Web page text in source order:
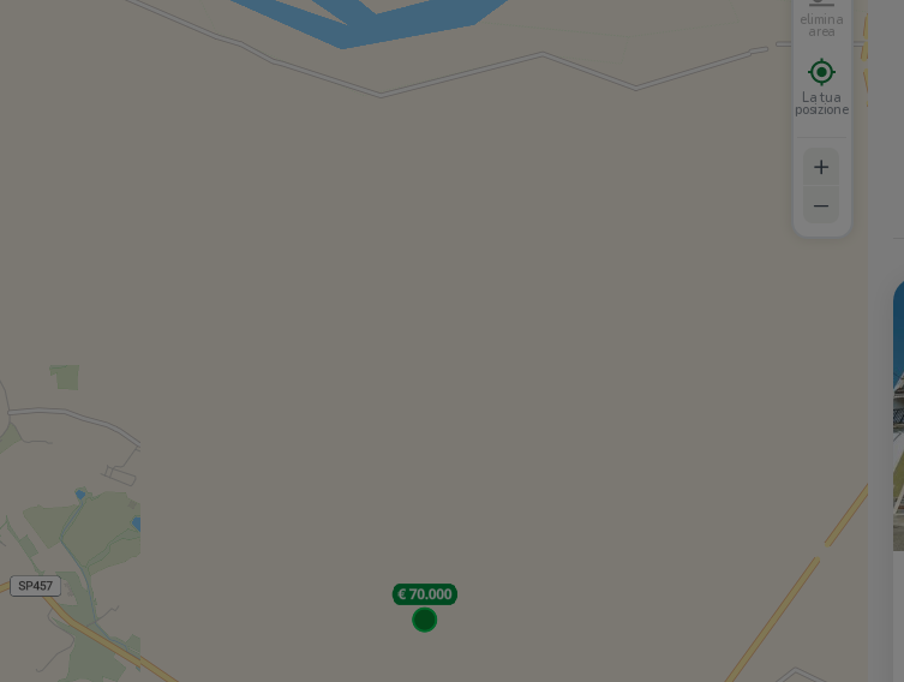
elimina
area
La tua
posizione
+
–